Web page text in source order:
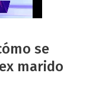
se
marido